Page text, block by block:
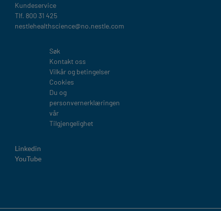
Kundeservice
Tlf. 800 31 425
nestlehealthscience@no.nestle.com​
Legal
Søk
Kontakt oss
Vilkår og betingelser
Cookies
Du og
personvernerklæringen
vår
Tilgjengelighet
Linkedin
YouTube